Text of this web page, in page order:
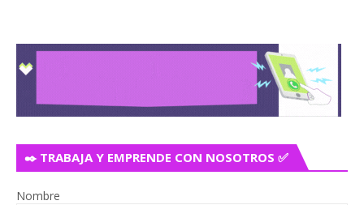
✒️ TRABAJA Y EMPRENDE CON NOSOTROS ✅
Nombre